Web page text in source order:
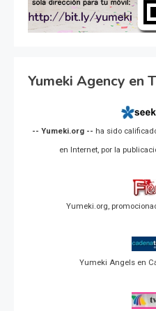
Yumeki Agency en
-- Yumeki.org -- ha sido
en Internet, por la
Yumeki.org,
Yumeki Angels en